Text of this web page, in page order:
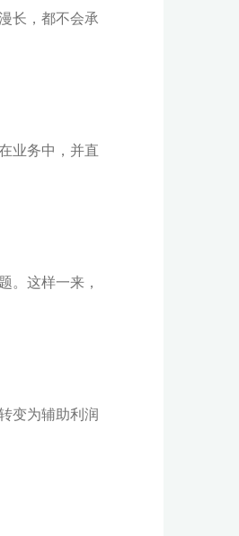
长，都不会承
业务中，并直
。这样一来，
变为辅助利润